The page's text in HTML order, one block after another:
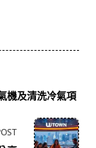
機及清洗冷氣項